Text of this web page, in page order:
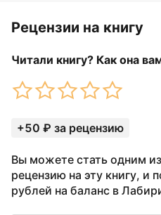
Рецензии на книгу
Читали книгу? Как она
+50 ₽ за рецензию
Вы можете стать одним
рецензию на эту книгу, и
рублей на баланс в